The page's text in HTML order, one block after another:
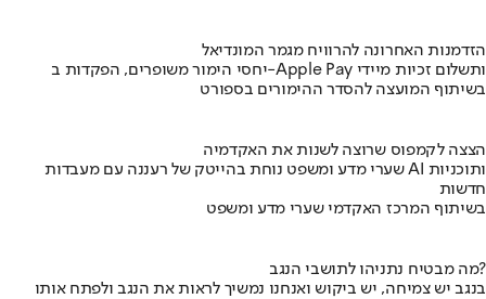
הזדמנות האחרונה להרוויח מגמר המונדיאל
יחסי הימור משופרים, הפקדות ב-Apple Pay ותשלום זכיות מיידי
בשיתוף המועצה להסדר ההימורים בספורט
הצצה לקמפוס שרוצה לשנות את האקדמיה
שערי מדע ומשפט נוחת בהייטק של רעננה עם מעבדות AI ותוכניות
חדשות
בשיתוף המרכז האקדמי שערי מדע ומשפט
מה מבטיח נתניהו לתושבי הנגב?
בנגב יש צמיחה, יש ביקוש ואנחנו נמשיך לראות את הנגב ולפתח אותו